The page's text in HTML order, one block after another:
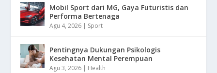
Mobil Sport dari MG, Gaya Futuristis dan
Performa Bertenaga
Agu 4, 2026 | Sport
Pentingnya Dukungan Psikologis
Kesehatan Mental Perempuan
Agu 3, 2026 | Health